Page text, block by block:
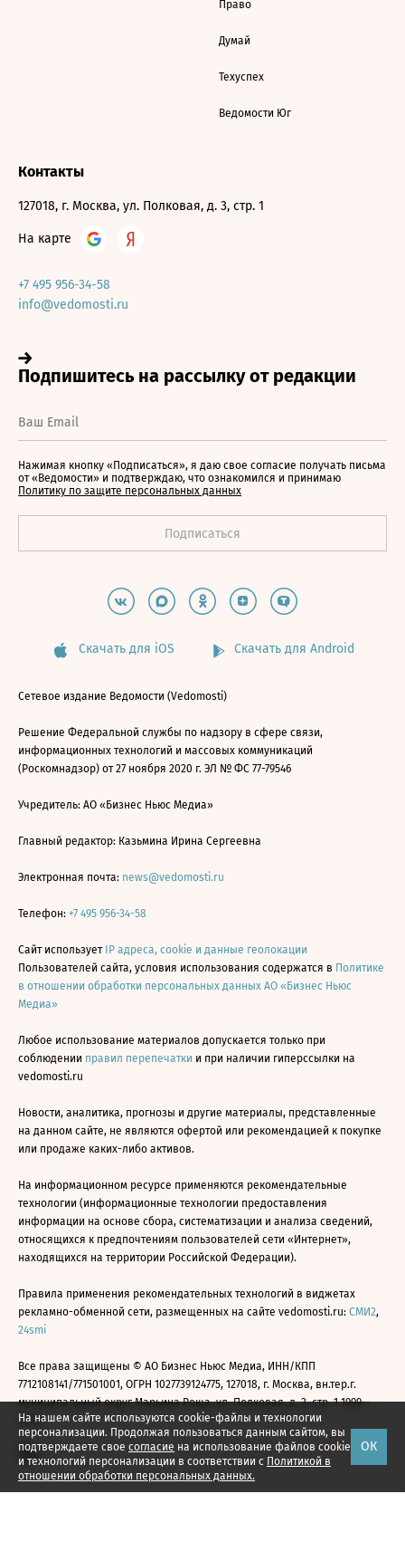
На нашем сайте используются cookie-файлы и технологии
персонализации. Продолжая пользоваться данным сайтом, вы
подтверждаете свое согласие на использование файлов cookie
и технологий персонализации в соответствии с Политикой в
отношении обработки персональных данных.
ОК
Право
Думай
Техуспех
Ведомости Юг
Контакты
127018, г. Москва, ул. Полковая, д. 3, стр. 1
На карте
+7 495 956-34-58
info@vedomosti.ru
Нажимая кнопку «Подписаться», я даю свое согласие получать письма
от «Ведомости» и подтверждаю, что ознакомился и принимаю
Политику по защите персональных данных
Скачать для iOS Скачать для Android
Сетевое издание Ведомости (Vedomosti)
Решение Федеральной службы по надзору в сфере связи,
информационных технологий и массовых коммуникаций
(Роскомнадзор) от 27 ноября 2020 г. ЭЛ № ФС 77-79546
Учредитель: АО «Бизнес Ньюс Медиа»
Главный редактор: Казьмина Ирина Сергеевна
Электронная почта: news@vedomosti.ru
Телефон: +7 495 956-34-58
Сайт использует IP адреса, cookie и данные геолокации
Пользователей сайта, условия использования содержатся в Политике
в отношении обработки персональных данных АО «Бизнес Ньюс
Медиа»
Любое использование материалов допускается только при
соблюдении правил перепечатки и при наличии гиперссылки на
vedomosti.ru
Новости, аналитика, прогнозы и другие материалы, представленные
на данном сайте, не являются офертой или рекомендацией к покупке
или продаже каких-либо активов.
На информационном ресурсе применяются рекомендательные
технологии (информационные технологии предоставления
информации на основе сбора, систематизации и анализа сведений,
относящихся к предпочтениям пользователей сети «Интернет»,
находящихся на территории Российской Федерации).
Правила применения рекомендательных технологий в виджетах
рекламно-обменной сети, размещенных на сайте vedomosti.ru: СМИ2,
24smi
Все права защищены © АО Бизнес Ньюс Медиа, ИНН/КПП
7712108141/771501001, ОГРН 1027739124775, 127018, г. Москва, вн.тер.г.
муниципальный округ Марьина Роща, ул. Полковая, д. 3, стр. 1 1999—
2026